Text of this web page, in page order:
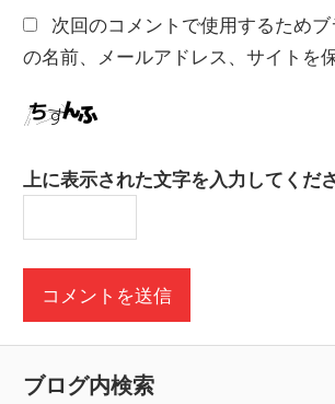
次回のコメントで使用するため
の名前、メールアドレス、サイトを
上に表示された文字を入力してくださ
ブログ内検索